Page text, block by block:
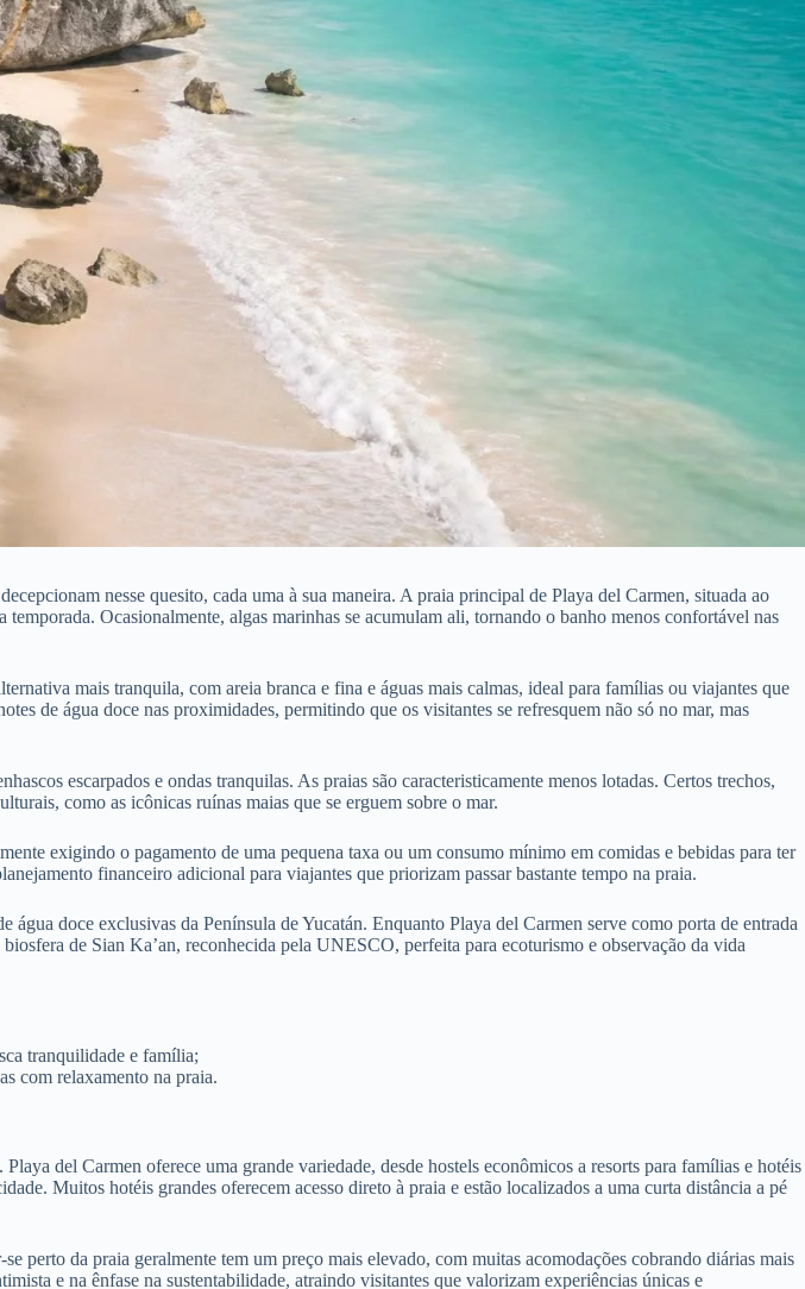
nesse quesito, cada uma à sua maneira. A praia principal de Playa del Carmen, situada ao
Ocasionalmente, algas marinhas se acumulam ali, tornando o banho menos confortável nas
mais tranquila, com areia branca e fina e águas mais calmas, ideal para famílias ou viajantes que
de água doce nas proximidades, permitindo que os visitantes se refresquem não só no mar, mas
escarpados e ondas tranquilas. As praias são caracteristicamente menos lotadas. Certos trechos,
como as icônicas ruínas maias que se erguem sobre o mar.
exigindo o pagamento de uma pequena taxa ou um consumo mínimo em comidas e bebidas para ter
financeiro adicional para viajantes que priorizam passar bastante tempo na praia.
doce exclusivas da Península de Yucatán. Enquanto Playa del Carmen serve como porta de entrada
de Sian Ka’an, reconhecida pela UNESCO, perfeita para ecoturismo e observação da vida
tranquilidade e família;
com relaxamento na praia.
del Carmen oferece uma grande variedade, desde hostels econômicos a resorts para famílias e hotéis
Muitos hotéis grandes oferecem acesso direto à praia e estão localizados a uma curta distância a pé
perto da praia geralmente tem um preço mais elevado, com muitas acomodações cobrando diárias mais
e na ênfase na sustentabilidade, atraindo visitantes que valorizam experiências únicas e